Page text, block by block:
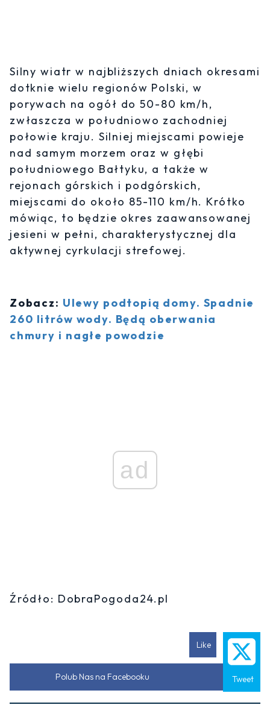
Silny wiatr w najbliższych dniach okresami
dotknie wielu regionów Polski, w
porywach na ogół do 50-80 km/h,
zwłaszcza w południowo zachodniej
połowie kraju. Silniej miejscami powieje
nad samym morzem oraz w głębi
południowego Bałtyku, a także w
rejonach górskich i podgórskich,
miejscami do około 85-110 km/h. Krótko
mówiąc, to będzie okres zaawansowanej
jesieni w pełni, charakterystycznej dla
aktywnej cyrkulacji strefowej.
Zobacz: Ulewy podtopią domy. Spadnie
260 litrów wody. Będą oberwania
chmury i nagłe powodzie
ad
Źródło: DobraPogoda24.pl
Like
Tweet
Polub Nas na Facebooku